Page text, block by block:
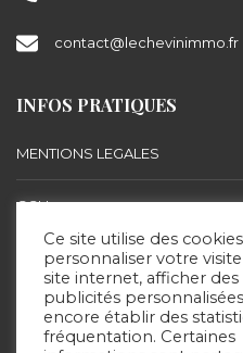
contact@lechevinimmo.fr
INFOS PRATIQUES
MENTIONS LEGALES
CGU
BARÈME D’HONORAIRES
SUIVEZ-NOUS
Ce site utilise des
personnaliser votre
site internet, afficher des
publicités
encore établir des
fréquentation. Certaines